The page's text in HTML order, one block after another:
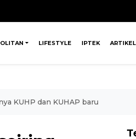
LIFESTYLE IPTEK ARTIKEL
KUHP dan KUHAP baru